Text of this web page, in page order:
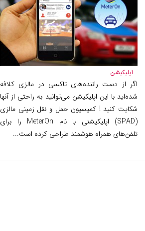
اپلیکیشن
اگر از دست راننده‌های تاکسی در مالزی کلافه
شده‌اید با این اپلیکیشن می‌توانید به راحتی از آنها
شکایت کنید ! کمیسیون حمل و نقل زمینی مالزی
(SPAD) اپلیکیشنی با نام MeterOn را برای
تلفن‌های همراه هوشمند طراحی کرده است...